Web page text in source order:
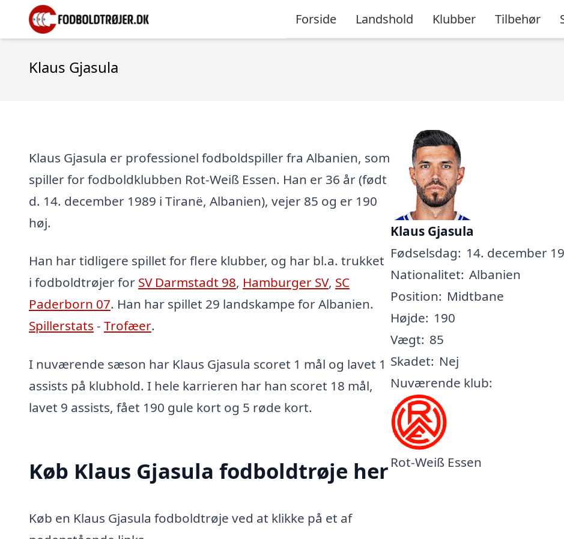
Forside Landshold Klubber Tilbehør
Klaus Gjasula
Klaus Gjasula er professionel fodboldspiller fra Albanien, som
spiller for fodboldklubben Rot-Weiß Essen. Han er 36 år (født
d. 14. december 1989 i Tiranë, Albanien), vejer 85 og er 190
høj.
Han har tidligere spillet for flere klubber, og har bl.a. trukket
i fodboldtrøjer for SV Darmstadt 98, Hamburger SV, SC
Paderborn 07. Han har spillet 29 landskampe for Albanien.
Spillerstats - Trofæer.
I nuværende sæson har Klaus Gjasula scoret 1 mål og lavet 1
assists på klubhold. I hele karrieren har han scoret 18 mål,
lavet 9 assists, fået 190 gule kort og 5 røde kort.
Køb Klaus Gjasula fodboldtrøje her
Køb en Klaus Gjasula fodboldtrøje ved at klikke på et af
Klaus Gjasula
Fødselsdag: 14. december
Nationalitet: Albanien
Position: Midtbane
Højde: 190
Vægt: 85
Skadet: Nej
Nuværende klub:
Rot-Weiß Essen